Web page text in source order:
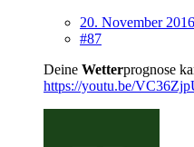
20. November
#87
Deine Wetterprognose
https://youtu.be/